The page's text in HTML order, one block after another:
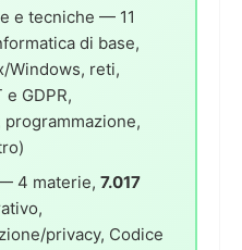
e tecniche — 11
di base,
Windows, reti,
GDPR,
4 materie, 7.017
privacy, Codice